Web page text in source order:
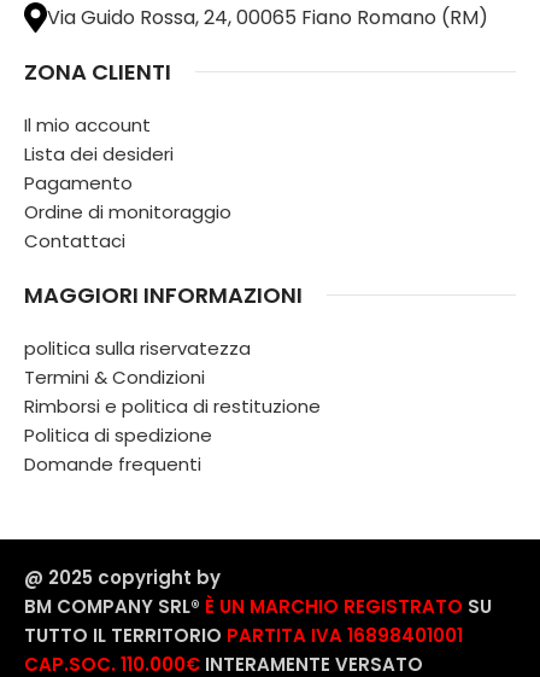
Via Guido Rossa, 24, 00065 Fiano Romano (RM)
ZONA CLIENTI
Il mio account
Lista dei desideri
Pagamento
Ordine di monitoraggio
Contattaci
MAGGIORI INFORMAZIONI
politica sulla riservatezza
Termini & Condizioni
Rimborsi e politica di restituzione
Politica di spedizione
Domande frequenti
@ 2025 copyright by
BM COMPANY SRL®️ È UN MARCHIO REGISTRATO SU
TUTTO IL TERRITORIO PARTITA IVA 16898401001
CAP.SOC. 110.000€ INTERAMENTE VERSATO